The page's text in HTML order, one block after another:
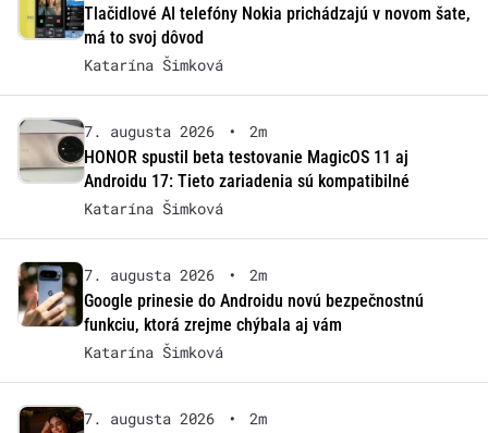
Tlačidlové AI telefóny Nokia prichádzajú v novom šate,
má to svoj dôvod
Katarína Šimková
7. augusta 2026 •
2m
HONOR spustil beta testovanie MagicOS 11 aj
Androidu 17: Tieto zariadenia sú kompatibilné
Katarína Šimková
7. augusta 2026 •
2m
Google prinesie do Androidu novú bezpečnostnú
funkciu, ktorá zrejme chýbala aj vám
Katarína Šimková
7. augusta 2026 •
2m